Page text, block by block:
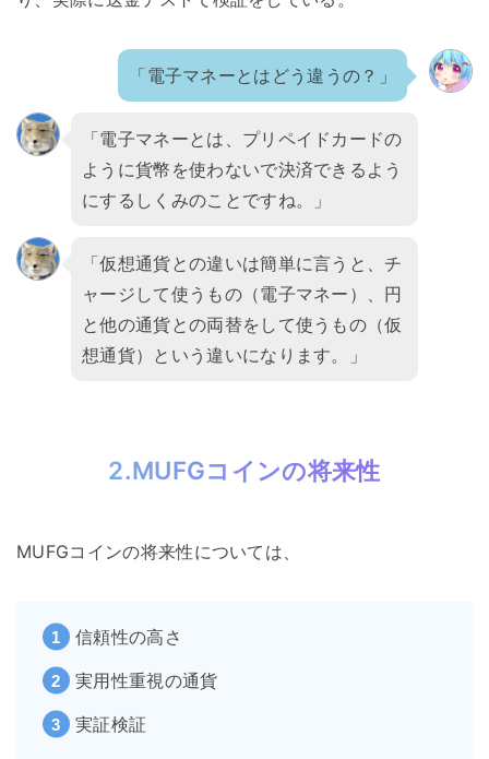
「電子マネーとはどう違うの？」
「電子マネーとは、プリペイドカードの
ように貨幣を使わないで決済できるよう
にするしくみのことですね。」
「仮想通貨との違いは簡単に言うと、チ
ャージして使うもの（電子マネー）、円
と他の通貨との両替をして使うもの（仮
想通貨）という違いになります。」
2.MUFGコインの将来性
MUFGコインの将来性については、
信頼性の高さ
実用性重視の通貨
実証検証